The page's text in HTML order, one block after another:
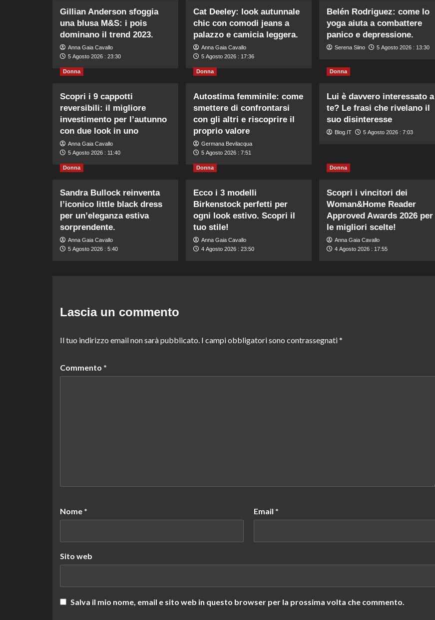
Gillian Anderson sfoggia
una blusa M&S: i pois
dominano il trend 2023.
Anna Gaia Cavallo
5 Agosto 2026 : 23:30
Cat Deeley: look autunnale
chic con comodi jeans a
palazzo e camicia leggera.
Anna Gaia Cavallo
5 Agosto 2026 : 17:36
Belén Rodriguez: come lo
yoga aiuta a combattere
panico e depressione.
Serena Siino 5 Agosto 2026 : 13:30
Donna
Scopri i 9 cappotti
reversibili: il migliore
investimento per l’autunno
con due look in uno
Anna Gaia Cavallo
5 Agosto 2026 : 11:40
Donna
Autostima femminile: come
smettere di confrontarsi
con gli altri e riscoprire il
proprio valore
Germana Bevilacqua
5 Agosto 2026 : 7:51
Donna
Lui è davvero interessato a
te? Le frasi che rivelano il
suo disinteresse
Blog.IT 5 Agosto 2026 : 7:03
Donna
Sandra Bullock reinventa
l’iconico little black dress
per un’eleganza estiva
sorprendente.
Anna Gaia Cavallo
5 Agosto 2026 : 5:40
Donna
Ecco i 3 modelli
Birkenstock perfetti per
ogni look estivo. Scopri il
tuo stile!
Anna Gaia Cavallo
4 Agosto 2026 : 23:50
Donna
Scopri i vincitori dei
Woman&Home Reader
Approved Awards 2026 per
le migliori scelte!
Anna Gaia Cavallo
4 Agosto 2026 : 17:55
Lascia un commento
Il tuo indirizzo email non sarà pubblicato. I campi obbligatori sono contrassegnati*
Commento *
Nome * Email *
Sito web
Salva il mio nome, email e sito web in questo browser per la prossima volta che commento.